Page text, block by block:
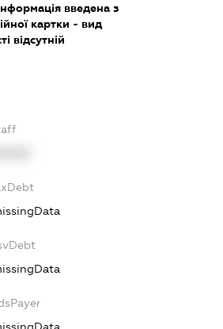
введена з
картки - вид
відсутній